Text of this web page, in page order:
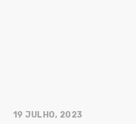
19 JULHO, 2023